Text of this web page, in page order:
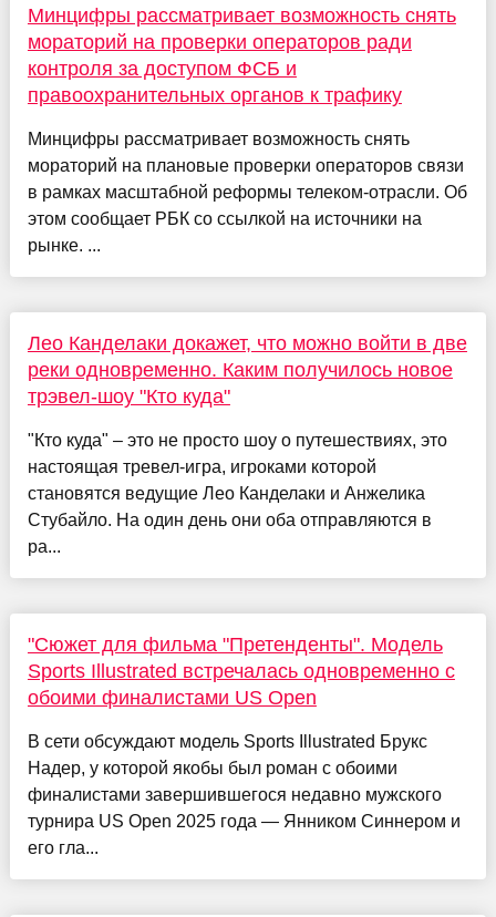
Минцифры рассматривает возможность снять
мораторий на проверки операторов ради
контроля за доступом ФСБ и
правоохранительных органов к трафику
Минцифры рассматривает возможность снять
мораторий на плановые проверки операторов связи
в рамках масштабной реформы телеком-отрасли. Об
этом сообщает РБК со ссылкой на источники на
рынке. ...
Лео Канделаки докажет, что можно войти в две
реки одновременно. Каким получилось новое
трэвел-шоу "Кто куда"
"Кто куда" – это не просто шоу о путешествиях, это
настоящая тревел-игра, игроками которой
становятся ведущие Лео Канделаки и Анжелика
Стубайло. На один день они оба отправляются в
ра...
"Сюжет для фильма "Претенденты". Модель
Sports Illustrated встречалась одновременно с
обоими финалистами US Open
В сети обсуждают модель Sports Illustrated Брукс
Надер, у которой якобы был роман с обоими
финалистами завершившегося недавно мужского
турнира US Open 2025 года — Янником Синнером и
его гла...